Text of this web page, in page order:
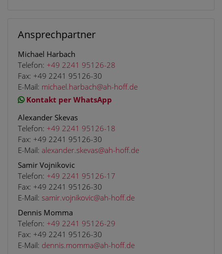
Ansprechpartner
Michael Harbach
Telefon: +49 2241 95126-28
Fax: +49 2241 95126-30
E-Mail: michael.harbach@ah-hoff.de
Kontakt per WhatsApp
Alexander Skevas
Telefon: +49 2241 95126-18
Fax: +49 2241 95126-30
E-Mail: alexander.skevas@ah-hoff.de
Samir Vojnikovic
Telefon: +49 2241 95126-17
Fax: +49 2241 95126-30
E-Mail: samir.vojnikovic@ah-hoff.de
Dennis Momma
Telefon: +49 2241 95126-29
Fax: +49 2241 95126-30
E-Mail: dennis.momma@ah-hoff.de